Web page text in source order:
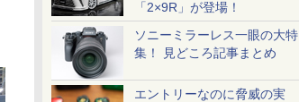
「2×9R」が登場！
ソニーミラーレス一眼の大特
集！ 見どころ記事まとめ
エントリーなのに脅威の実